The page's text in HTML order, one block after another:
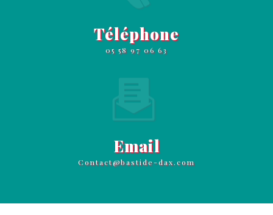
Téléphone
05 58 97 06 63
Email
contact@bastide-dax.com